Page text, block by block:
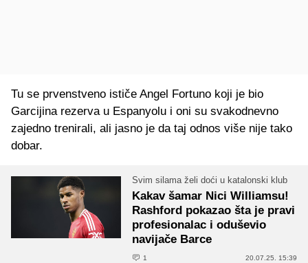
Tu se prvenstveno ističe Angel Fortuno koji je bio
Garcijina rezerva u Espanyolu i oni su svakodnevno
zajedno trenirali, ali jasno je da taj odnos više nije tako
dobar.
Svim silama želi doći u katalonski klub
Kakav šamar Nici Williamsu!
Rashford pokazao šta je pravi
profesionalac i oduševio
navijače Barce
1 20.07.25. 15:39